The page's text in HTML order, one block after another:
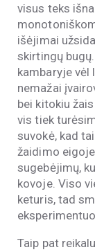
visus teks
išėjimai
skirtingų
kambaryje vėl
nemažai
bei kitokiu
vis tiek
suvokė, kad
žaidimo
sugebėjimų,
kovoje. Viso
keturis, tad
Taip pat